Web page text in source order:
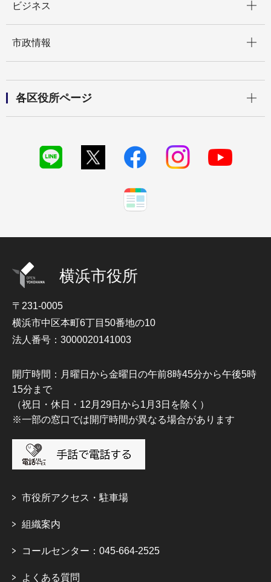
ビジネス
市政情報
各区役所ページ
横浜市役所
〒231-0005
横浜市中区本町6丁目50番地の10
法人番号：3000020141003
開庁時間：月曜日から金曜日の午前8時45分から午後5時
15分まで
（祝日・休日・12月29日から1月3日を除く）
※一部の窓口では開庁時間が異なる場合があります
市役所アクセス・駐車場
組織案内
コールセンター：045-664-2525
よくある質問